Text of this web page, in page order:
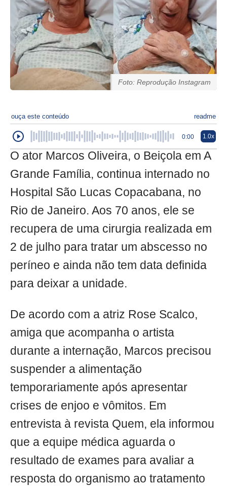
Foto: Reprodução Instagram
ouça este conteúdo readme
0:00 1.0x
O ator Marcos Oliveira, o Beiçola em A
Grande Família, continua internado no
Hospital São Lucas Copacabana, no
Rio de Janeiro. Aos 70 anos, ele se
recupera de uma cirurgia realizada em
2 de julho para tratar um abscesso no
períneo e ainda não tem data definida
para deixar a unidade.
De acordo com a atriz Rose Scalco,
amiga que acompanha o artista
durante a internação, Marcos precisou
suspender a alimentação
temporariamente após apresentar
crises de enjoo e vômitos. Em
entrevista à revista Quem, ela informou
que a equipe médica aguarda o
resultado de exames para avaliar a
resposta do organismo ao tratamento